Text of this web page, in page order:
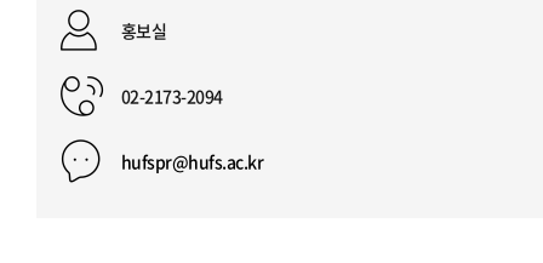
홍보실
02-2173-2094
hufspr@hufs.ac.kr